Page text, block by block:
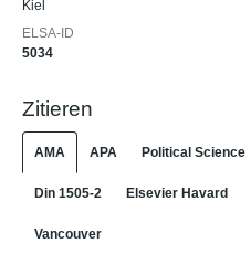
Kiel
ELSA-ID
5034
Zitieren
AMA APA Political Science
Din 1505-2 Elsevier Havard
Vancouver